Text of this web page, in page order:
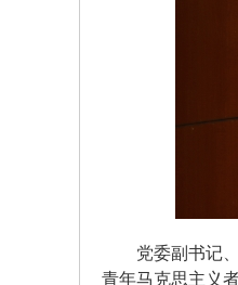
党委副书记
青年马克思主义